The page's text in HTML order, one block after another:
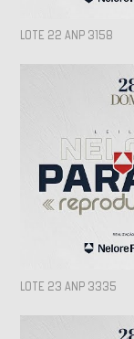
LOTE 22 ANP 3158
LOTE 23 ANP 3335